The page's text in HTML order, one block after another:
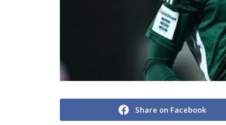
Share on Facebook